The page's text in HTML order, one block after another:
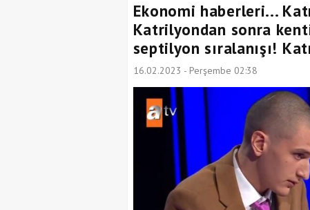
Ekonomi haberleri...
Katrilyondan sonra
septilyon sıralanışı!
16.02.2023 - Perşembe 02:38